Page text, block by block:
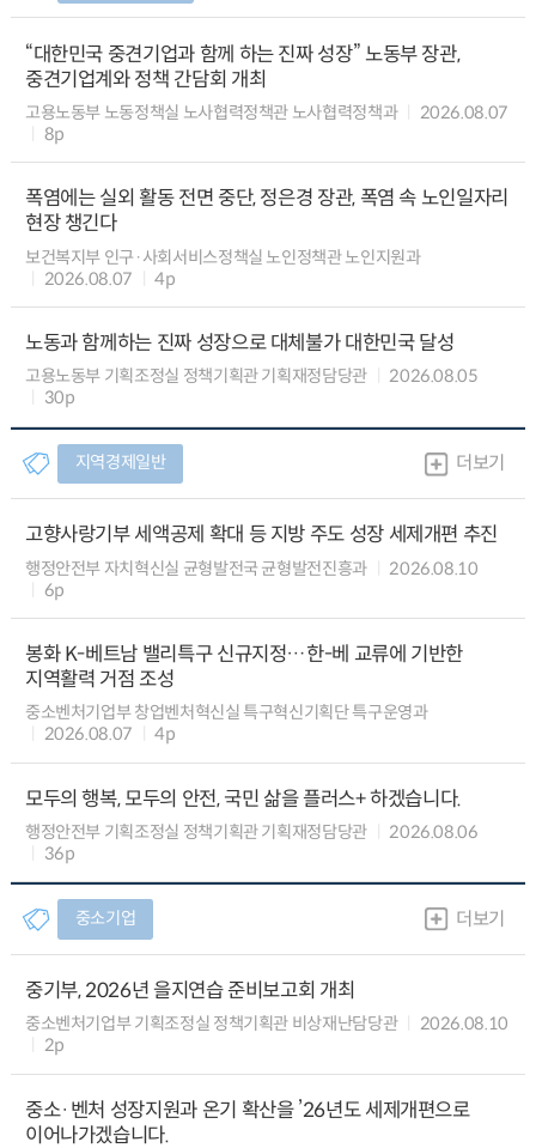
“대한민국 중견기업과 함께 하는 진짜 성장” 노동부 장관,
중견기업계와 정책 간담회 개최
고용노동부 노동정책실 노사협력정책관 노사협력정책과
2026.08.07
8p
폭염에는 실외 활동 전면 중단, 정은경 장관, 폭염 속 노인일자리
현장 챙긴다
보건복지부 인구·사회서비스정책실 노인정책관 노인지원과
2026.08.07
4p
노동과 함께하는 진짜 성장으로 대체불가 대한민국 달성
고용노동부 기획조정실 정책기획관 기획재정담당관
2026.08.05
30p
지역경제일반 더보기
고향사랑기부 세액공제 확대 등 지방 주도 성장 세제개편 추진
행정안전부 자치혁신실 균형발전국 균형발전진흥과
2026.08.10
6p
봉화 K-베트남 밸리특구 신규지정…한-베 교류에 기반한
지역활력 거점 조성
중소벤처기업부 창업벤처혁신실 특구혁신기획단 특구운영과
2026.08.07
4p
모두의 행복, 모두의 안전, 국민 삶을 플러스+ 하겠습니다.
행정안전부 기획조정실 정책기획관 기획재정담당관
2026.08.06
36p
중소기업 더보기
중기부, 2026년 을지연습 준비보고회 개최
중소벤처기업부 기획조정실 정책기획관 비상재난담당관
2026.08.10
2p
중소·벤처 성장지원과 온기 확산을 ’26년도 세제개편으로
이어나가겠습니다.